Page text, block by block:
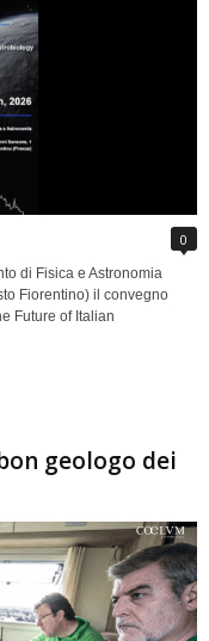
0
di Fisica e Astronomia
Fiorentino) il convegno
Future of Italian
geologo dei